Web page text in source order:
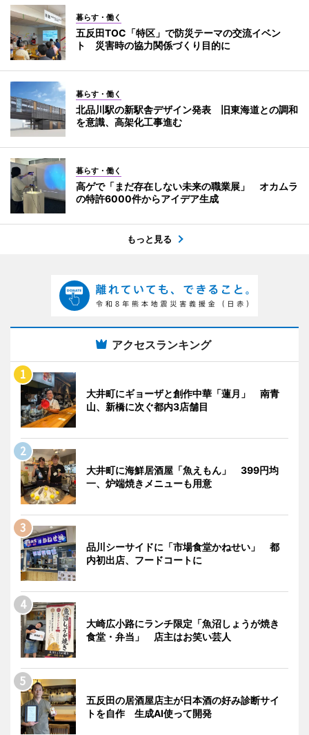
暮らす・働く
五反田TOC「特区」で防災テーマの交流イベン
ト 災害時の協力関係づくり目的に
暮らす・働く
北品川駅の新駅舎デザイン発表 旧東海道との調和
を意識、高架化工事進む
暮らす・働く
高ゲで「まだ存在しない未来の職業展」 オカムラ
の特許6000件からアイデア生成
もっと見る
アクセスランキング
大井町にギョーザと創作中華「蓮月」 南青
山、新橋に次ぐ都内3店舗目
大井町に海鮮居酒屋「魚えもん」 399円均
一、炉端焼きメニューも用意
品川シーサイドに「市場食堂かねせい」 都
内初出店、フードコートに
大崎広小路にランチ限定「魚沼しょうが焼き
食堂・弁当」 店主はお笑い芸人
五反田の居酒屋店主が日本酒の好み診断サイ
トを自作 生成AI使って開発